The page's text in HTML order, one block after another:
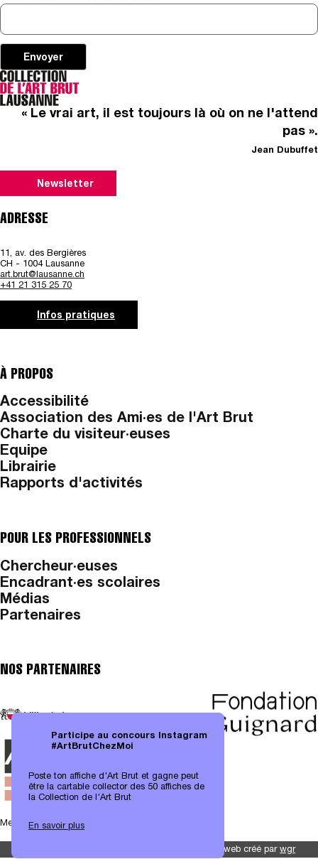
Participe au concours Instagram
#ArtBrutChezMoi
Poste ton affiche d'Art Brut et gagne peut
être la cartable collector des 50 affiches de
la Collection de l'Art Brut
En savoir plus
Envoyer
« Le vrai art, il est toujours là où on ne l'attend
pas ».
Jean Dubuffet
Newsletter
ADRESSE
11, av. des Bergières
CH - 1004 Lausanne
art.brut@lausanne.ch
+41 21 315 25 70
Infos pratiques
À PROPOS
Accessibilité
Association des Ami·es de l'Art Brut
Charte du visiteur·euses
Equipe
Librairie
Rapports d'activités
POUR LES PROFESSIONNELS
Chercheur·euses
Encadrant·es scolaires
Médias
Partenaires
NOS PARTENAIRES
Mentions légales|Protection des données
Site web créé par wgr